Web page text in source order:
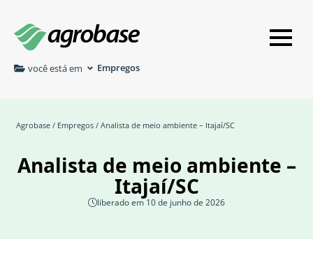
você está em Empregos
Agrobase / Empregos / Analista de meio ambiente – Itajaí/SC
Analista de meio ambiente –
Itajaí/SC
liberado em 10 de junho de 2026